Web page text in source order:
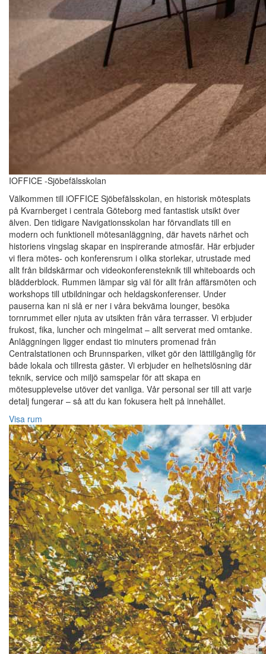
IOFFICE -Sjöbefälsskolan
Välkommen till iOFFICE Sjöbefälsskolan, en historisk mötesplats
på Kvarnberget i centrala Göteborg med fantastisk utsikt över
älven. Den tidigare Navigationsskolan har förvandlats till en
modern och funktionell mötesanläggning, där havets närhet och
historiens vingslag skapar en inspirerande atmosfär. Här erbjuder
vi flera mötes- och konferensrum i olika storlekar, utrustade med
allt från bildskärmar och videokonferensteknik till whiteboards och
blädderblock. Rummen lämpar sig väl för allt från affärsmöten och
workshops till utbildningar och heldagskonferenser. Under
pauserna kan ni slå er ner i våra bekväma lounger, besöka
tornrummet eller njuta av utsikten från våra terrasser. Vi erbjuder
frukost, fika, luncher och mingelmat – allt serverat med omtanke.
Anläggningen ligger endast tio minuters promenad från
Centralstationen och Brunnsparken, vilket gör den lättillgänglig för
både lokala och tillresta gäster. Vi erbjuder en helhetslösning där
teknik, service och miljö samspelar för att skapa en
mötesupplevelse utöver det vanliga. Vår personal ser till att varje
detalj fungerar – så att du kan fokusera helt på innehållet.
Visa rum